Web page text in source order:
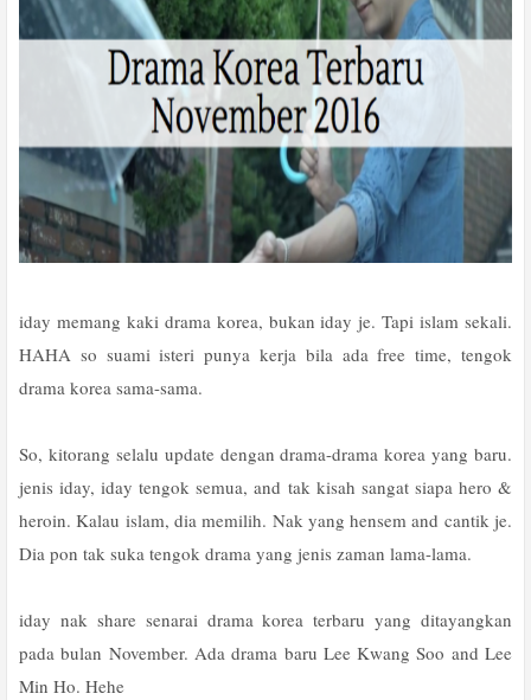
iday memang kaki drama korea, bukan iday je. Tapi islam sekali.
HAHA so suami isteri punya kerja bila ada free time, tengok
drama korea sama-sama.
So, kitorang selalu update dengan drama-drama korea yang baru.
jenis iday, iday tengok semua, and tak kisah sangat siapa hero &
heroin. Kalau islam, dia memilih. Nak yang hensem and cantik je.
Dia pon tak suka tengok drama yang jenis zaman lama-lama.
iday nak share senarai drama korea terbaru yang ditayangkan
pada bulan November. Ada drama baru Lee Kwang Soo and Lee
Min Ho. Hehe